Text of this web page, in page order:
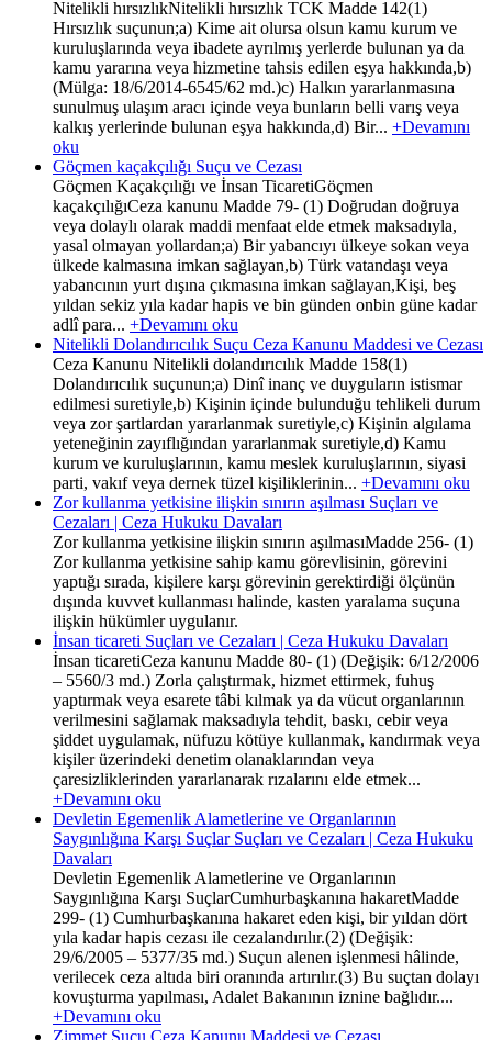
Nitelikli hırsızlıkNitelikli hırsızlık TCK Madde 142(1)
Hırsızlık suçunun;a) Kime ait olursa olsun kamu kurum ve
kuruluşlarında veya ibadete ayrılmış yerlerde bulunan ya da
kamu yararına veya hizmetine tahsis edilen eşya hakkında,b)
(Mülga: 18/6/2014-6545/62 md.)c) Halkın yararlanmasına
sunulmuş ulaşım aracı içinde veya bunların belli varış veya
kalkış yerlerinde bulunan eşya hakkında,d) Bir... +Devamını
oku
Göçmen kaçakçılığı Suçu ve Cezası
Göçmen Kaçakçılığı ve İnsan TicaretiGöçmen
kaçakçılığıCeza kanunu Madde 79- (1) Doğrudan doğruya
veya dolaylı olarak maddi menfaat elde etmek maksadıyla,
yasal olmayan yollardan;a) Bir yabancıyı ülkeye sokan veya
ülkede kalmasına imkan sağlayan,b) Türk vatandaşı veya
yabancının yurt dışına çıkmasına imkan sağlayan,Kişi, beş
yıldan sekiz yıla kadar hapis ve bin günden onbin güne kadar
adlî para... +Devamını oku
Nitelikli Dolandırıcılık Suçu Ceza Kanunu Maddesi ve Cezası
Ceza Kanunu Nitelikli dolandırıcılık Madde 158(1)
Dolandırıcılık suçunun;a) Dinî inanç ve duyguların istismar
edilmesi suretiyle,b) Kişinin içinde bulunduğu tehlikeli durum
veya zor şartlardan yararlanmak suretiyle,c) Kişinin algılama
yeteneğinin zayıflığından yararlanmak suretiyle,d) Kamu
kurum ve kuruluşlarının, kamu meslek kuruluşlarının, siyasi
parti, vakıf veya dernek tüzel kişiliklerinin... +Devamını oku
Zor kullanma yetkisine ilişkin sınırın aşılması Suçları ve
Cezaları | Ceza Hukuku Davaları
Zor kullanma yetkisine ilişkin sınırın aşılmasıMadde 256- (1)
Zor kullanma yetkisine sahip kamu görevlisinin, görevini
yaptığı sırada, kişilere karşı görevinin gerektirdiği ölçünün
dışında kuvvet kullanması halinde, kasten yaralama suçuna
ilişkin hükümler uygulanır.
İnsan ticareti Suçları ve Cezaları | Ceza Hukuku Davaları
İnsan ticaretiCeza kanunu Madde 80- (1) (Değişik: 6/12/2006
– 5560/3 md.) Zorla çalıştırmak, hizmet ettirmek, fuhuş
yaptırmak veya esarete tâbi kılmak ya da vücut organlarının
verilmesini sağlamak maksadıyla tehdit, baskı, cebir veya
şiddet uygulamak, nüfuzu kötüye kullanmak, kandırmak veya
kişiler üzerindeki denetim olanaklarından veya
çaresizliklerinden yararlanarak rızalarını elde etmek...
+Devamını oku
Devletin Egemenlik Alametlerine ve Organlarının
Saygınlığına Karşı Suçlar Suçları ve Cezaları | Ceza Hukuku
Davaları
Devletin Egemenlik Alametlerine ve Organlarının
Saygınlığına Karşı SuçlarCumhurbaşkanına hakaretMadde
299- (1) Cumhurbaşkanına hakaret eden kişi, bir yıldan dört
yıla kadar hapis cezası ile cezalandırılır.(2) (Değişik:
29/6/2005 – 5377/35 md.) Suçun alenen işlenmesi hâlinde,
verilecek ceza altıda biri oranında artırılır.(3) Bu suçtan dolayı
kovuşturma yapılması, Adalet Bakanının iznine bağlıdır....
+Devamını oku
Zimmet Suçu Ceza Kanunu Maddesi ve Cezası